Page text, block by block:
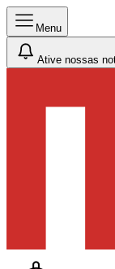
Menu
Ative nossas